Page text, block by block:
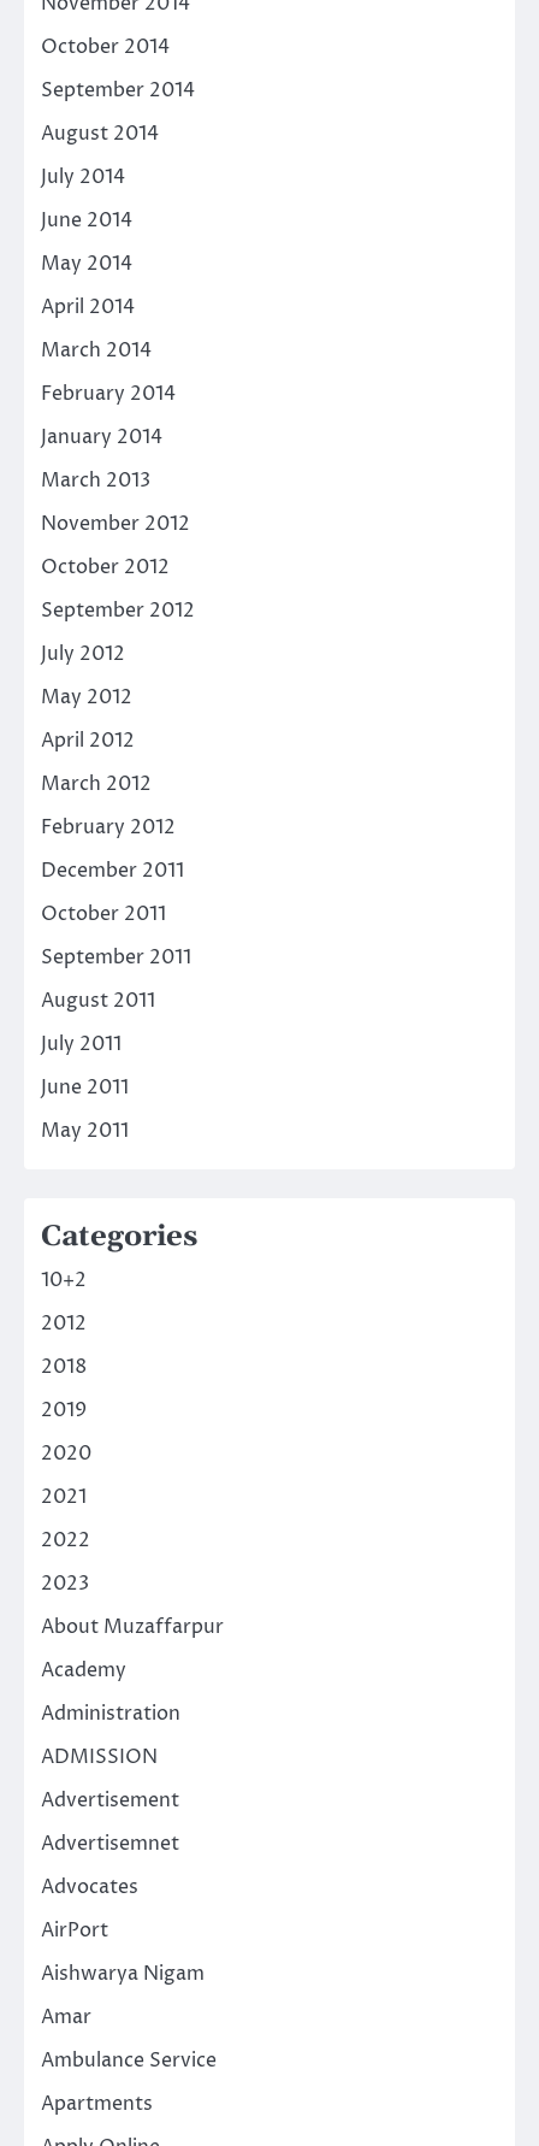
October 2014
September 2014
August 2014
July 2014
June 2014
May 2014
April 2014
March 2014
February 2014
January 2014
March 2013
November 2012
October 2012
September 2012
July 2012
May 2012
April 2012
March 2012
February 2012
December 2011
October 2011
September 2011
August 2011
July 2011
June 2011
May 2011
Categories
10+2
2012
2018
2019
2020
2021
2022
2023
About Muzaffarpur
Academy
Administration
ADMISSION
Advertisement
Advertisemnet
Advocates
AirPort
Aishwarya Nigam
Amar
Ambulance Service
Apartments